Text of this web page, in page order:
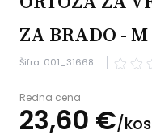
ZA BRADO -
Šifra: 001_31668
Redna cena
23,60 €/kos